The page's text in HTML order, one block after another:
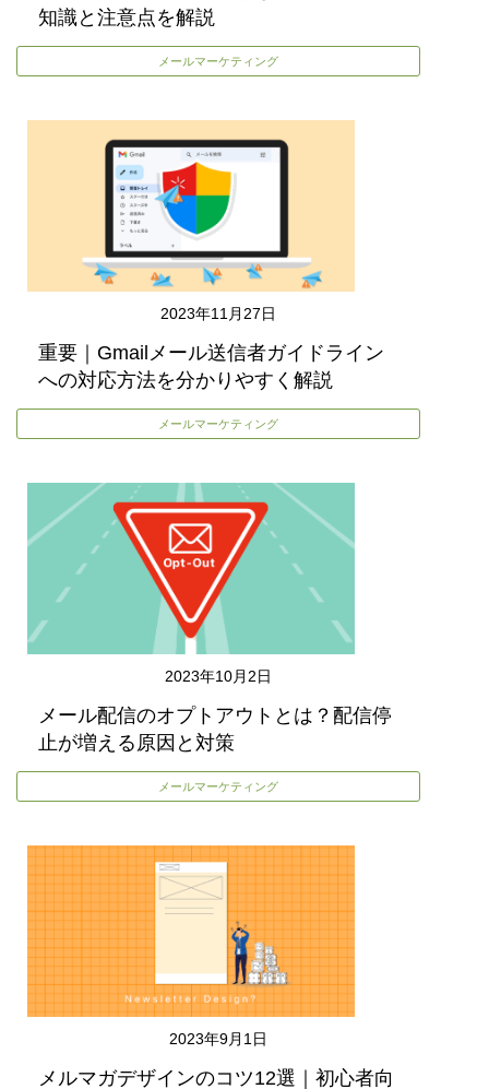
知識と注意点を解説
メールマーケティング
2023年11月27日
重要｜Gmailメール送信者ガイドライン
への対応方法を分かりやすく解説
メールマーケティング
2023年10月2日
メール配信のオプトアウトとは？配信停
止が増える原因と対策
メールマーケティング
2023年9月1日
メルマガデザインのコツ12選｜初心者向